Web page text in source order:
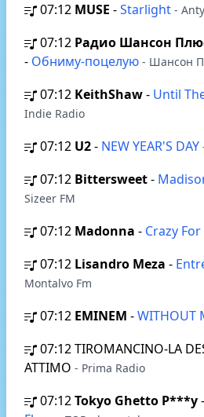
07:12 MUSE -Starlight -
07:12 Радио Шансон
- Обниму-поцелую - Шансон
07:12 KeithShaw- Until
Indie Radio
07:12 U2- NEW YEAR'S DAY
07:12 Bittersweet-
Sizeer FM
07:12 Madonna - Crazy For
07:12 Lisandro Meza -
Montalvo Fm
07:12 EMINEM -WITHOUT
07:12TIROMANCINO-LA
ATTIMO - Prima Radio
07:12Tokyo Ghetto P***y-